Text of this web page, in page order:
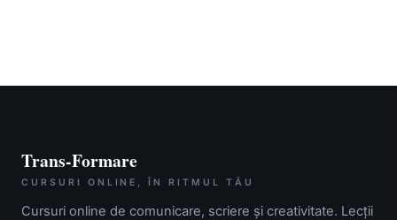
Trans-Formare
CURSURI ONLINE, ÎN RITMUL TĂU
Cursuri online de comunicare, scriere și creativitate. Lecții